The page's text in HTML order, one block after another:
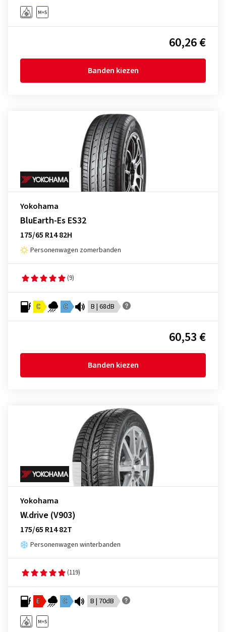
60,26 €
Banden kiezen
Yokohama
BluEarth-Es ES32
175/65 R14 82H
Personenwagen zomerbanden
(9)
C C B | 68dB
60,53 €
Banden kiezen
Yokohama
W.drive (V903)
175/65 R14 82T
Personenwagen winterbanden
(119)
E C B | 70dB